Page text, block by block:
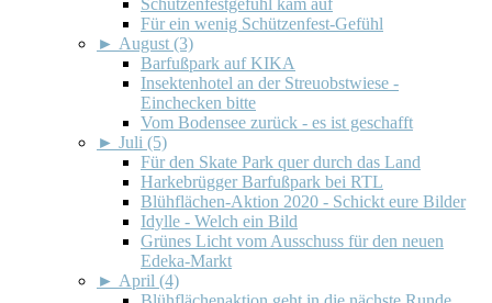
Schützenfestgefühl kam auf
Für ein wenig Schützenfest-Gefühl
► August (3)
Barfußpark auf KIKA
Insektenhotel an der Streuobstwiese -
Einchecken bitte
Vom Bodensee zurück - es ist geschafft
► Juli (5)
Für den Skate Park quer durch das Land
Harkebrügger Barfußpark bei RTL
Blühflächen-Aktion 2020 - Schickt eure Bilder
Idylle - Welch ein Bild
Grünes Licht vom Ausschuss für den neuen
Edeka-Markt
► April (4)